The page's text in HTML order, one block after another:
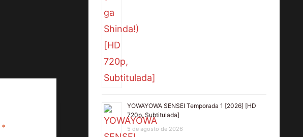
*
YOWAYOWA SENSEI Temporada 1 [2026] [HD
720p, Subtitulada]
5 de agosto de 2026